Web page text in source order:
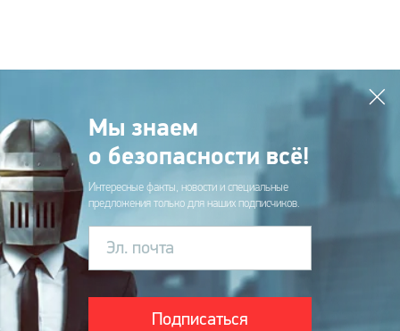
Мы знаем
о безопасности всё!
Интересные факты, новости и специальные
предложения только для наших подписчиков.
Эл. почта
Подписаться